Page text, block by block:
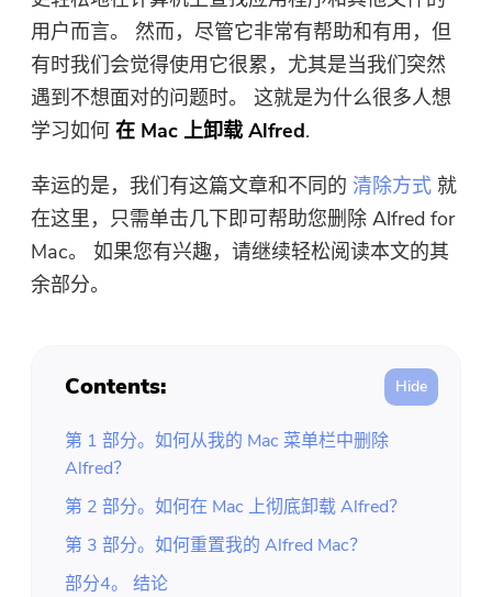
免费视频编辑器
免费照片压缩机
免费的PDF压缩器
用户而言。 然而，尽管它非常有帮助和有用，但
有时我们会觉得使用它很累，尤其是当我们突然
遇到不想面对的问题时。 这就是为什么很多人想
学习如何在 Mac 上卸载 Alfred.
幸运的是，我们有这篇文章和不同的 清除方式 就
在这里，只需单击几下即可帮助您删除 Alfred for
Mac。 如果您有兴趣，请继续轻松阅读本文的其
余部分。
Contents:
第 1 部分。如何从我的 Mac 菜单栏中删除
Alfred？
第 2 部分。如何在 Mac 上彻底卸载 Alfred？
第 3 部分。如何重置我的 Alfred Mac？
部分4。 结论